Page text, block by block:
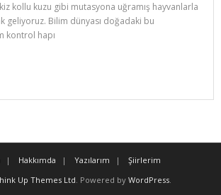
kollu kuzu gibi mutasyona uğramış hayvanlarla
geliyoruz. Bilim dünyası doğadaki bu
kontrol hapı
Hakkımda Yazılarım
Şiirlerim
Up Themes Ltd. Powered by WordPress.